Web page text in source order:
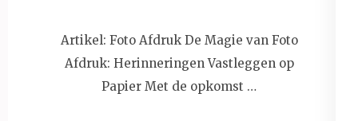
Artikel: Foto Afdruk De Magie van Foto
Afdruk: Herinneringen Vastleggen op
Papier Met de opkomst …